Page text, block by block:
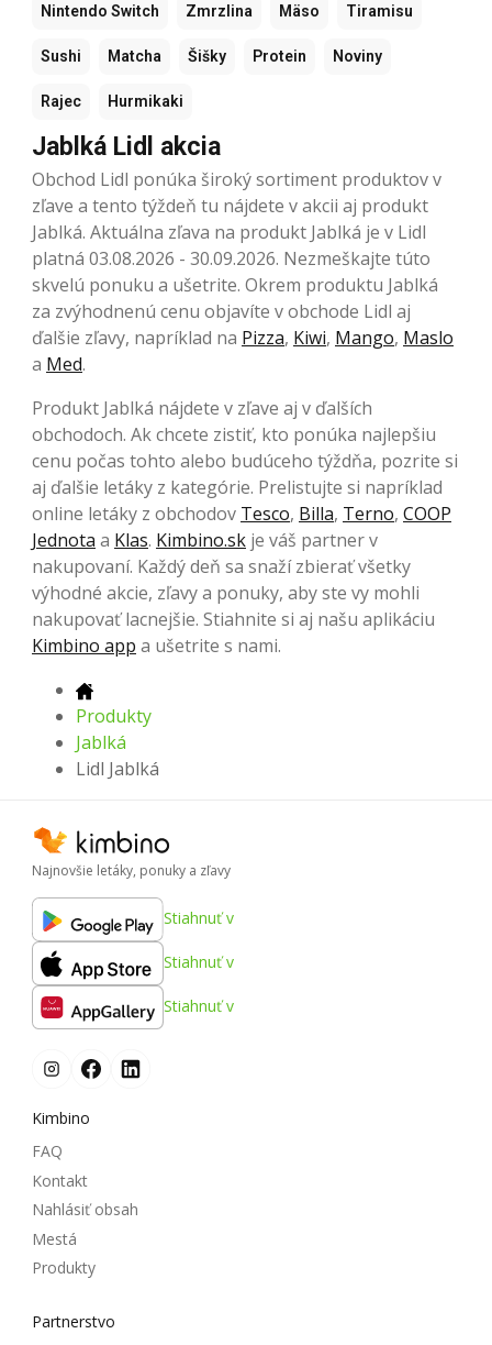
Nintendo Switch Zmrzlina Mäso Tiramisu
Sushi Matcha Šišky Protein Noviny
Rajec Hurmikaki
Jablká Lidl akcia
Obchod Lidl ponúka široký sortiment produktov v
zľave a tento týždeň tu nájdete v akcii aj produkt
Jablká. Aktuálna zľava na produkt Jablká je v Lidl
platná 03.08.2026 - 30.09.2026. Nezmeškajte túto
skvelú ponuku a ušetrite. Okrem produktu Jablká
za zvýhodnenú cenu objavíte v obchode Lidl aj
ďalšie zľavy, napríklad na Pizza, Kiwi, Mango, Maslo
a Med.
Produkt Jablká nájdete v zľave aj v ďalších
obchodoch. Ak chcete zistiť, kto ponúka najlepšiu
cenu počas tohto alebo budúceho týždňa, pozrite si
aj ďalšie letáky z kategórie. Prelistujte si napríklad
online letáky z obchodov Tesco, Billa, Terno, COOP
Jednota a Klas. Kimbino.sk je váš partner v
nakupovaní. Každý deň sa snaží zbierať všetky
výhodné akcie, zľavy a ponuky, aby ste vy mohli
nakupovať lacnejšie. Stiahnite si aj našu aplikáciu
Kimbino app a ušetrite s nami.
Produkty
Jablká
Lidl Jablká
Najnovšie letáky, ponuky a zľavy
Stiahnuť v
Stiahnuť v
Stiahnuť v
Kimbino
FAQ
Kontakt
Nahlásiť obsah
Mestá
Produkty
Partnerstvo